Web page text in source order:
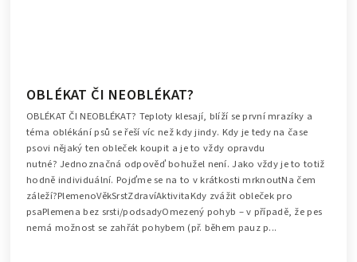
OBLÉKAT ČI NEOBLÉKAT?
OBLÉKAT ČI NEOBLÉKAT? Teploty klesají, blíží se první mrazíky a
téma oblékání psů se řeší víc než kdy jindy. Kdy je tedy na čase
psovi nějaký ten obleček koupit a je to vždy opravdu
nutné? Jednoznačná odpověď bohužel není. Jako vždy je to totiž
hodně individuální. Pojďme se na to v krátkosti mrknoutNa čem
záleží?PlemenoVěkSrstZdravíAktivitaKdy zvážit obleček pro
psaPlemena bez srsti/podsadyOmezený pohyb – v případě, že pes
nemá možnost se zahřát pohybem (př. během pauz p...